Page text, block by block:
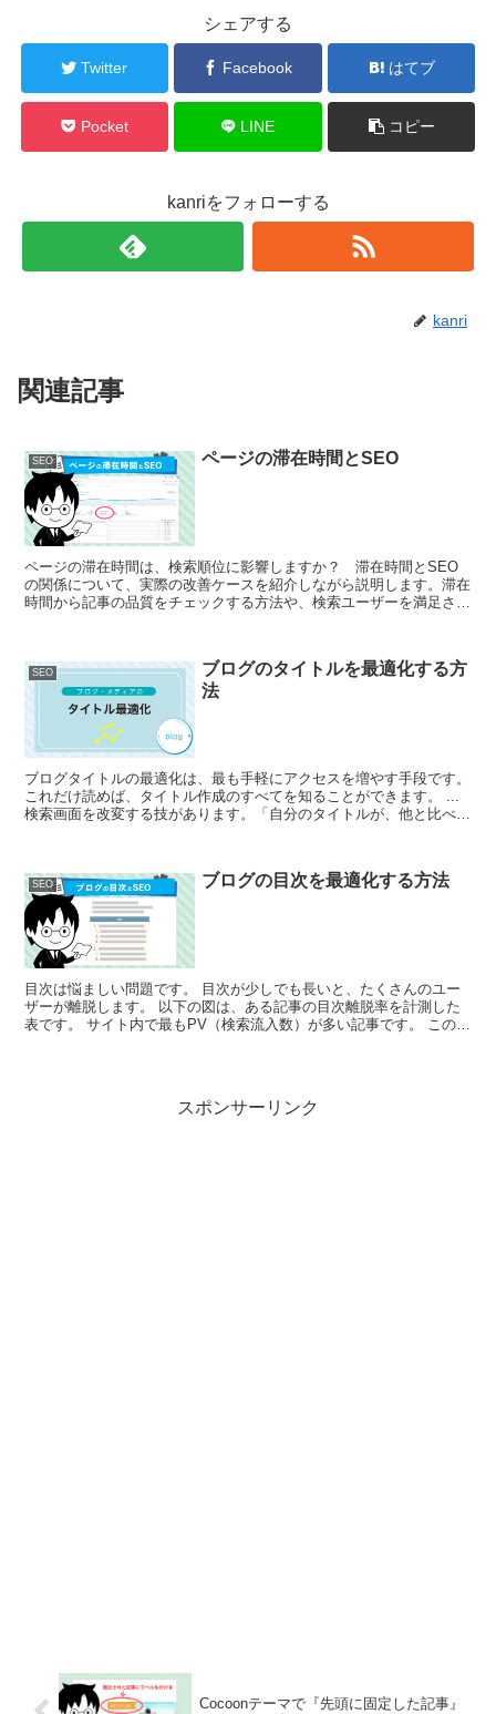
シェアする
Twitter Facebook はてブ
Pocket LINE コピー
kanriをフォローする
kanri
関連記事
SEO ページの滞在時間とSEO
ページの滞在時間は、検索順位に影響しますか？ 滞在時間とSEO
の関係について、実際の改善ケースを紹介しながら説明します。滞在
時間から記事の品質をチェックする方法や、検索ユーザーを満足させ
SEO
ブログのタイトルを最適化する方
法
ブログタイトルの最適化は、最も手軽にアクセスを増やす手段です。
これだけ読めば、タイトル作成のすべてを知ることができます。 ...
検索画面を改変する技があります。「自分のタイトルが、他と比べて
SEO ブログの目次を最適化する方法
目次は悩ましい問題です。 目次が少しでも長いと、たくさんのユー
ザーが離脱します。 以下の図は、ある記事の目次離脱率を計測した
表です。 サイト内で最もPV（検索流入数）が多い記事です。 この画
スポンサーリンク
Cocoonテーマで『先頭に固定した記事』